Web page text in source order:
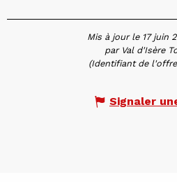
Mis à jour le 17 juin
par Val d'Isère
(Identifiant de
Signaler